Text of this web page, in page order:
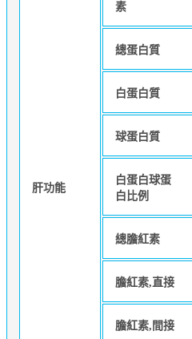
肝功能
素
總蛋白質
白蛋白質
球蛋白質
白蛋白球蛋
白比例
總膽紅素
膽紅素,直接
膽紅素,間接